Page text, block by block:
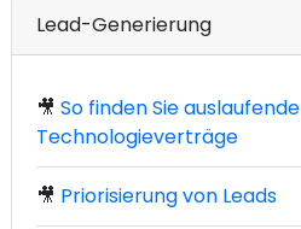
Lead-Generierung
🎥 So finden Sie auslaufende
Technologieverträge
🎥 Priorisierung von Leads